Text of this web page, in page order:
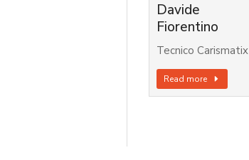
Davide
Fiorentino
Tecnico Carismatix
Read more